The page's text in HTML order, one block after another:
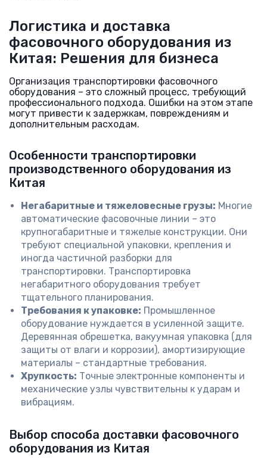
Логистика и доставка
фасовочного оборудования из
Китая: Решения для бизнеса
Организация транспортировки фасовочного
оборудования – это сложный процесс, требующий
профессионального подхода. Ошибки на этом этапе
могут привести к задержкам, повреждениям и
дополнительным расходам.
Особенности транспортировки
производственного оборудования из
Китая
Негабаритные и тяжеловесные грузы: Многие
автоматические фасовочные линии – это
крупногабаритные и тяжелые конструкции. Они
требуют специальной упаковки, крепления и
иногда частичной разборки для
транспортировки. Транспортировка
негабаритного оборудования требует
тщательного планирования.
Требования к упаковке: Промышленное
оборудование нуждается в усиленной защите.
Деревянная обрешетка, вакуумная упаковка (для
защиты от влаги и коррозии), амортизирующие
материалы – стандартные требования.
Хрупкость: Точные электронные компоненты и
механические узлы чувствительны к ударам и
вибрациям.
Выбор способа доставки фасовочного
оборудования из Китая